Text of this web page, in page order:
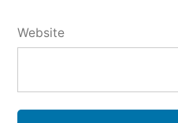
Website